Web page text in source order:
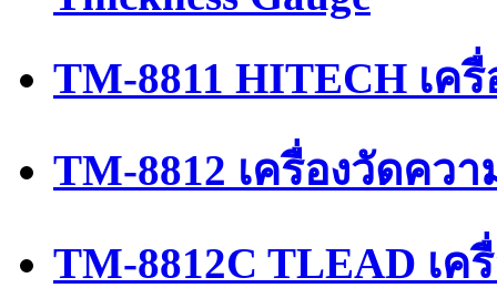
TM-8811 HITECH เค
TM-8812 เครื่องวัดคว
TM-8812C TLEAD เ